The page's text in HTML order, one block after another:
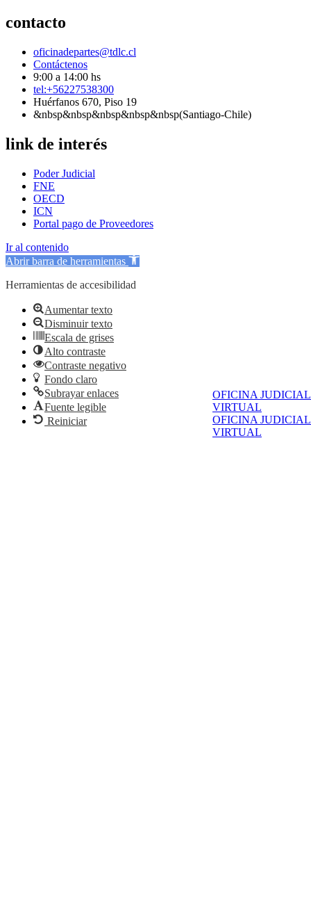
OFICINA JUDICIAL
VIRTUAL
OFICINA JUDICIAL
VIRTUAL
contacto
oficinadepartes@tdlc.cl
Contáctenos
9:00 a 14:00 hs
tel:+56227538300
Huérfanos 670, Piso 19
&nbsp&nbsp&nbsp&nbsp&nbsp(Santiago-Chile)
link de interés
Poder Judicial
FNE
OECD
ICN
Portal pago de Proveedores
Ir al contenido
Abrir barra de herramientas
Herramientas de accesibilidad
Aumentar texto
Disminuir texto
Escala de grises
Alto contraste
Contraste negativo
Fondo claro
Subrayar enlaces
Fuente legible
Reiniciar